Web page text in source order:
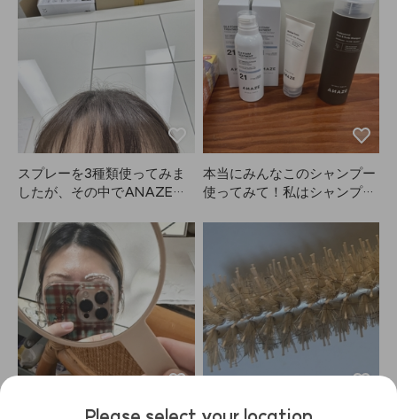
スプレーを3種類使ってみま
したが、その中でANAZEが
プレーすると香りもします
が、長くは続かない感じです
（でもスプレーする時は気分
が良くなります）。けっこう
たくさん使っても、キープ力
がめちゃくちゃ強いわけじゃ
ないですが、ほどよく固定さ
れるので満足しています。以
前は日本のスプレーをネット
髪が傷んでしまい、シャンプ
本当にみんなこのシャンプー
使ってみて！私はシャンプー
たけど、抜け毛改善は一瞬だ
けだし、すぐベタついてダメ
でした😭。結局合わなかった
んですよね…でも、ユーレ
カ！ANAZEのシャンプーを
使い始めてから、本当にボリ
ュームが出て、抜け毛もかな
り減りました（これが一番大
も最高！まるで自宅が美容室